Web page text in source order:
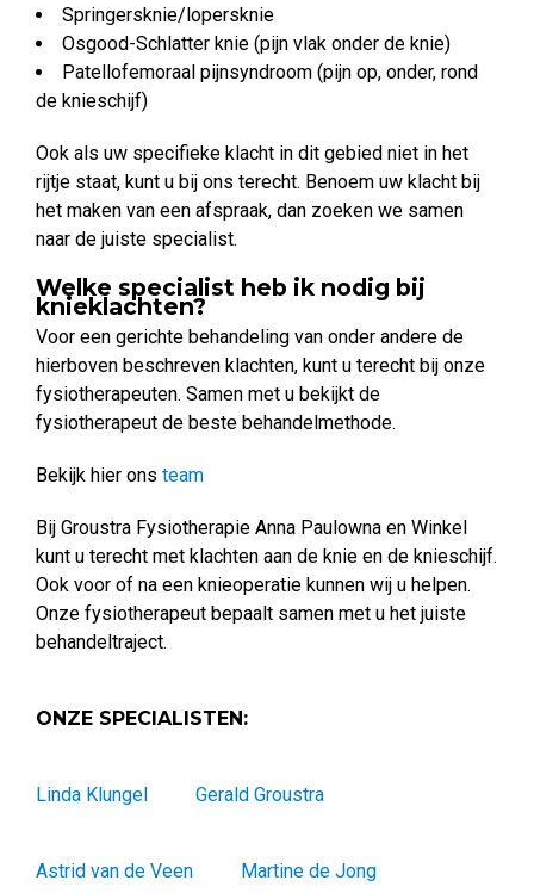
Springersknie/lopersknie
Osgood-Schlatter knie (pijn vlak onder de knie)
Patellofemoraal pijnsyndroom (pijn op, onder, rond
de knieschijf)
Ook als uw specifieke klacht in dit gebied niet in het
rijtje staat, kunt u bij ons terecht. Benoem uw klacht bij
het maken van een afspraak, dan zoeken we samen
naar de juiste specialist.
Welke specialist heb ik nodig bij
knieklachten?
Voor een gerichte behandeling van onder andere de
hierboven beschreven klachten, kunt u terecht bij onze
fysiotherapeuten. Samen met u bekijkt de
fysiotherapeut de beste behandelmethode.
Bekijk hier ons team
Bij Groustra Fysiotherapie Anna Paulowna en Winkel
kunt u terecht met klachten aan de knie en de knieschijf.
Ook voor of na een knieoperatie kunnen wij u helpen.
Onze fysiotherapeut bepaalt samen met u het juiste
behandeltraject.
ONZE SPECIALISTEN:
Linda Klungel Gerald Groustra
Astrid van de Veen Martine de Jong